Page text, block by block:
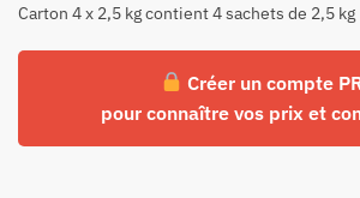
Carton 4 x 2,5 kg contient 4 sachets de 2,5 kg
Créer un compte
pour connaître vos prix et